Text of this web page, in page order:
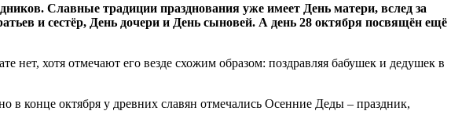
Славные традиции празднования уже имеет День матери, вслед за
и сестёр, День дочери и День сыновей. А день 28 октября посвящён ещё
нет, хотя отмечают его везде схожим образом: поздравляя бабушек и дедушек в
в конце октября у древних славян отмечались Осенние Деды – праздник,